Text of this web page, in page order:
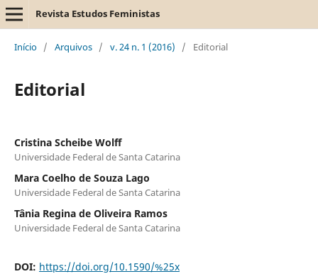
Revista Estudos Feministas
Início / Arquivos / v. 24 n. 1 (2016) / Editorial
Editorial
Cristina Scheibe Wolff
Universidade Federal de Santa Catarina
Mara Coelho de Souza Lago
Universidade Federal de Santa Catarina
Tânia Regina de Oliveira Ramos
Universidade Federal de Santa Catarina
DOI: https://doi.org/10.1590/%25x